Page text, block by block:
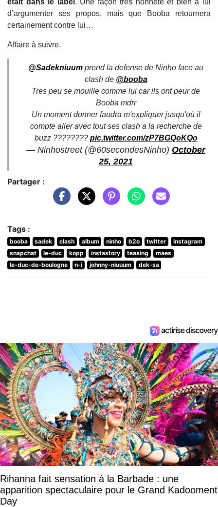
était dans le label . Une façon très honnête et bien à lui
d’argumenter ses propos, mais que Booba retournera
certainement contre lui…
Affaire à suivre.
@Sadekniuum prend la defense de Ninho face au
clash de @booba
Tres peu se mouille comme lui car ils ont peur de
Booba mdrr
Un moment donner faudra m'expliquer jusqu'où il
compte aller avec tout ses clash a la recherche de
buzz ???????? pic.twitter.com/zP7BGQoKQo
— Ninhostreet (@60secondesNinho) October
25, 2021
Partager :
Tags :
booba sadek clash album ninho b2o twitter
instagram
snapchat
le-duc kopp instastory teasing
maes
le-duc-de-boulogne
n-i johnny-niuuum dek-sa
Rihanna fait sensation à la Barbade : une
apparition spectaculaire pour le Grand Kadooment
Day